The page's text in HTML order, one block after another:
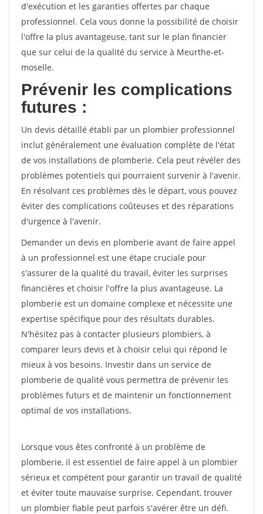
d'exécution et les garanties offertes par chaque
professionnel. Cela vous donne la possibilité de choisir
l'offre la plus avantageuse, tant sur le plan financier
que sur celui de la qualité du service à Meurthe-et-
moselle.
Prévenir les complications
futures :
Un devis détaillé établi par un plombier professionnel
inclut généralement une évaluation complète de l'état
de vos installations de plomberie. Cela peut révéler des
problèmes potentiels qui pourraient survenir à l'avenir.
En résolvant ces problèmes dès le départ, vous pouvez
éviter des complications coûteuses et des réparations
d'urgence à l'avenir.
Demander un devis en plomberie avant de faire appel
à un professionnel est une étape cruciale pour
s'assurer de la qualité du travail, éviter les surprises
financières et choisir l'offre la plus avantageuse. La
plomberie est un domaine complexe et nécessite une
expertise spécifique pour des résultats durables.
N'hésitez pas à contacter plusieurs plombiers, à
comparer leurs devis et à choisir celui qui répond le
mieux à vos besoins. Investir dans un service de
plomberie de qualité vous permettra de prévenir les
problèmes futurs et de maintenir un fonctionnement
optimal de vos installations.
Lorsque vous êtes confronté à un problème de
plomberie, il est essentiel de faire appel à un plombier
sérieux et compétent pour garantir un travail de qualité
et éviter toute mauvaise surprise. Cependant, trouver
un plombier fiable peut parfois s'avérer être un défi.